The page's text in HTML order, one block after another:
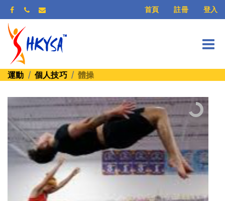
首頁 註冊 登入
運動 個人技巧 體操